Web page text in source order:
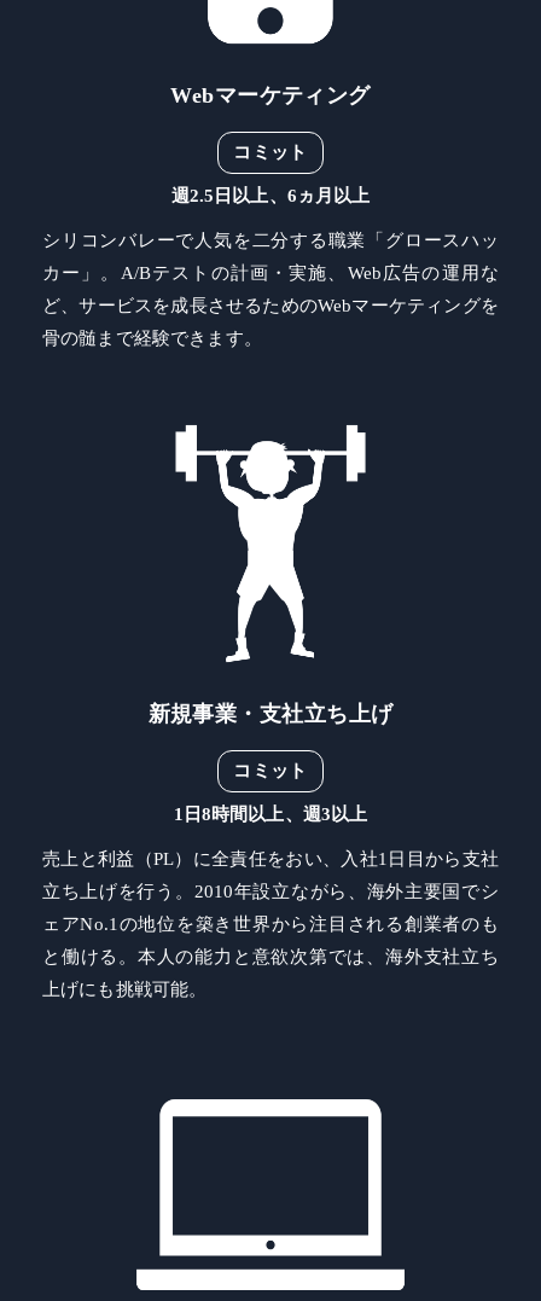
Webマーケティング
コミット
週2.5日以上、6ヵ月以上
シリコンバレーで人気を二分する職業「グロースハッ
カー」。A/Bテストの計画・実施、Web広告の運用な
ど、サービスを成長させるためのWebマーケティングを
骨の髄まで経験できます。
新規事業・支社立ち上げ
コミット
1日8時間以上、週3以上
売上と利益（PL）に全責任をおい、入社1日目から支社
立ち上げを行う。2010年設立ながら、海外主要国でシ
ェアNo.1の地位を築き世界から注目される創業者のも
と働ける。本人の能力と意欲次第では、海外支社立ち
上げにも挑戦可能。